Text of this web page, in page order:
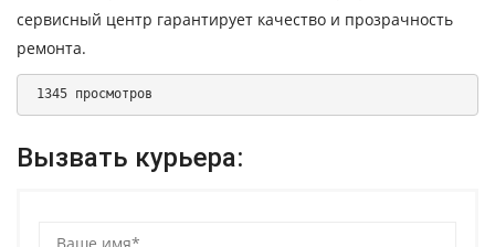
сервисный центр гарантирует качество и прозрачность
ремонта.
1345 просмотров
Вызвать курьера: